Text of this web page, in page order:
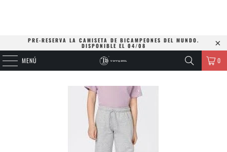
PRE-RESERVA LA CAMISETA DE BICAMPEONES DEL MUNDO.
DISPONIBLE EL 04/08
MENÚ 0